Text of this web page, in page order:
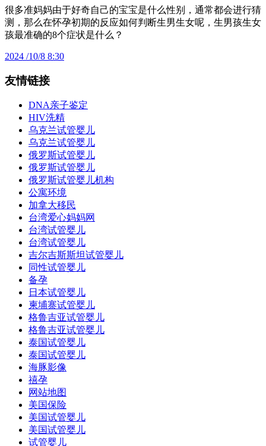
很多准妈妈由于好奇自己的宝宝是什么性别，通常都会进行猜
测，那么在怀孕初期的反应如何判断生男生女呢，生男孩生女
孩最准确的8个症状是什么？
2024 /10/8 8:30
友情链接
DNA亲子鉴定
HIV洗精
乌克兰试管婴儿
乌克兰试管婴儿
俄罗斯试管婴儿
俄罗斯试管婴儿
俄罗斯试管婴儿机构
公寓环境
加拿大移民
台湾爱心妈妈网
台湾试管婴儿
台湾试管婴儿
吉尔吉斯斯坦试管婴儿
同性试管婴儿
备孕
日本试管婴儿
柬埔寨试管婴儿
格鲁吉亚试管婴儿
格鲁吉亚试管婴儿
泰国试管婴儿
泰国试管婴儿
海豚影像
禧孕
网站地图
美国保险
美国试管婴儿
美国试管婴儿
试管婴儿